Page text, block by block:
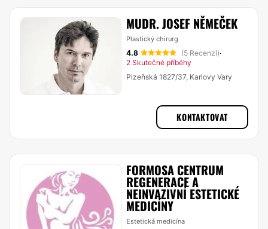
MUDR. JOSEF NĚMEČEK
Plastický chirurg
4.8 (5 Recenzí)·
2 Skutečné příběhy
Plzeňská 1827/37, Karlovy Vary
KONTAKTOVAT
FORMOSA CENTRUM
REGENERACE A
NEINVAZIVNÍ ESTETICKÉ
MEDICÍNY
Estetická medicína